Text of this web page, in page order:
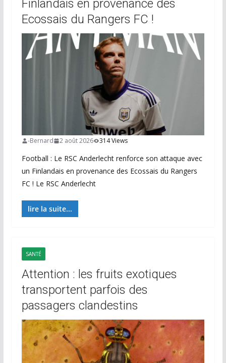
Finlandais en provenance des
Ecossais du Rangers FC !
-Bernard 2 août 2026 314 Views
Football : Le RSC Anderlecht renforce son attaque avec
un Finlandais en provenance des Ecossais du Rangers
FC ! Le RSC Anderlecht
lire la suite...
SANTÉ
Attention : les fruits exotiques
transportent parfois des
passagers clandestins